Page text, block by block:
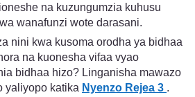
na kuzungumzia kuhusu
wanafunzi wote darasani.
nini kwa kusoma orodha ya bidhaa
na kuonesha vifaa vyao
bidhaa hizo? Linganisha mawazo
yaliyopo katika Nyenzo Rejea 3 .